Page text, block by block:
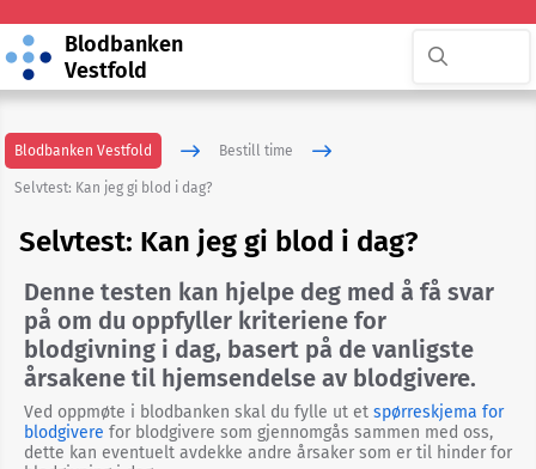
Blodbanken
Vestfold
Blodbanken Vestfold Bestill time
Selvtest: Kan jeg gi blod i dag?
Kontakt
oss
Timebestilling
Selvtest: Kan jeg gi blod i dag?
Denne testen kan hjelpe deg med å få svar
på om du oppfyller kriteriene for
blodgivning i dag, basert på de vanligste
årsakene til hjemsendelse av blodgivere.
Ved oppmøte i blodbanken skal du fylle ut et spørreskjema for
blodgivere for blodgivere som gjennomgås sammen med oss,
dette kan eventuelt avdekke andre årsaker som er til hinder for